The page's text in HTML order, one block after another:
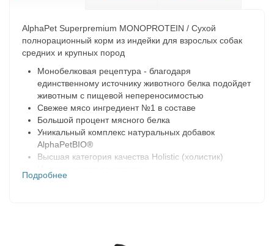
AlphaPet Superpremium MONOPROTEIN / Сухой
полнорационный корм из индейки для взрослых собак
средних и крупных пород
Монобелковая рецептура - благодаря
единственному источнику животного белка подойдет
животным с пищевой непереносимостью
Свежее мясо ингредиент №1 в составе
Большой процент мясного белка
Уникальный комплекс натуральных добавок
AlphaPetBIO®
Высшая категория качества Holistiс (холистик)
Поедаемость и вкусовая привлекательность
Не содержит ГМО, искусственных красителей и
Подробнее